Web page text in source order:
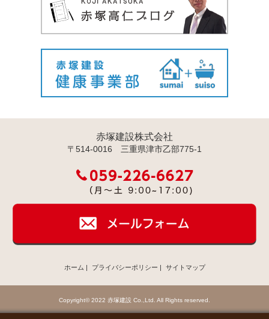
赤塚建設株式会社
〒514-0016 三重県津市乙部775-1
ホーム | プライバシーポリシー | サイトマップ
Copyright© 2022 赤塚建設 Co.,Ltd. All Rights reserved.